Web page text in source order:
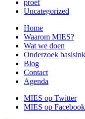
proef
Uncategorized
Home
Waarom MIES?
Wat we doen
Onderzoek
Blog
Contact
Agenda
MIES op Twitter
MIES op Facebook